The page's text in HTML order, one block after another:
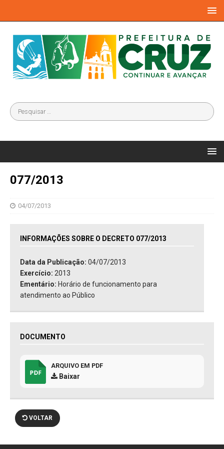
077/2013
04/07/2013
INFORMAÇÕES SOBRE O DECRETO 077/2013
Data da Publicação: 04/07/2013
Exercício: 2013
Ementário: Horário de funcionamento para
atendimento ao Público
DOCUMENTO
ARQUIVO EM PDF
Baixar
VOLTAR